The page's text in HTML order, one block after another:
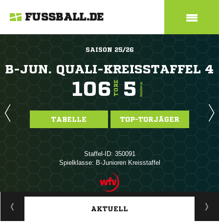
FUSSBALL.DE
SAISON 25/26
B-JUN. QUALI-KREISSTAFFEL 4
106 TORE 5 TORE/SPIEL
TABELLE TOP-TORJÄGER
Staffel-ID: 350091
Spielklasse: B-Junioren Kreisstaffel
ANZEIGE
AKTUELL